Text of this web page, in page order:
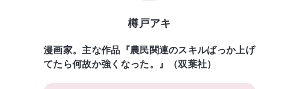
樽戸アキ
漫画家。主な作品『農民関連のスキルばっか上げ
てたら何故か強くなった。』（双葉社）